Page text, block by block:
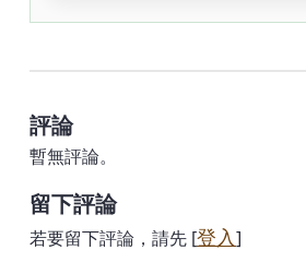
評論
暫無評論。
留下評論
若要留下評論，請先 [登入]